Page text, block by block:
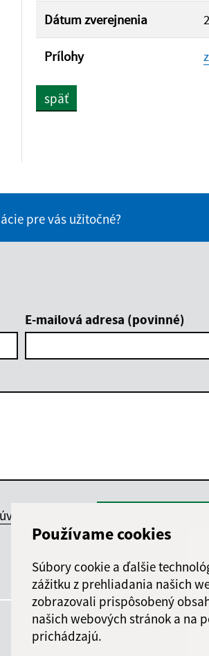
Používame cookies
Súbory cookie a ďalšie
zážitku z prehliadania našich
zobrazovali prispôsobený
našich webových stránok a na
prichádzajú.
Dátum zverejnenia
Prílohy
späť
pre vás užitočné?
E-mailová adresa (povinné)